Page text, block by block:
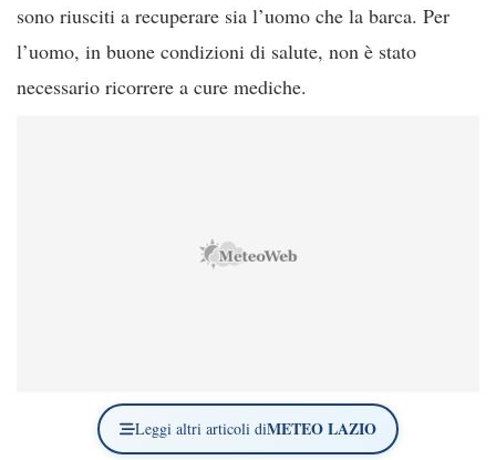
sono riusciti a recuperare sia l’uomo che la barca. Per
l’uomo, in buone condizioni di salute, non è stato
necessario ricorrere a cure mediche.
Leggi altri articoli diMETEO LAZIO